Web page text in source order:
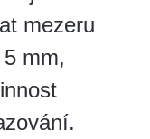
mezeru
mm,